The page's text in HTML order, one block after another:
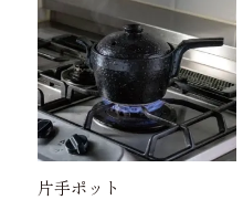
片手ポット